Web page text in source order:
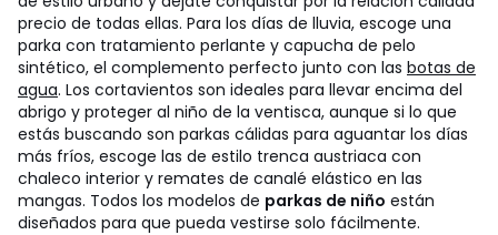
precio de todas ellas. Para los días de lluvia, escoge una
parka con tratamiento perlante y capucha de pelo
sintético, el complemento perfecto junto con las botas de
agua. Los cortavientos son ideales para llevar encima del
abrigo y proteger al niño de la ventisca, aunque si lo que
estás buscando son parkas cálidas para aguantar los días
más fríos, escoge las de estilo trenca austriaca con
chaleco interior y remates de canalé elástico en las
mangas. Todos los modelos de parkas de niño están
diseñados para que pueda vestirse solo fácilmente.